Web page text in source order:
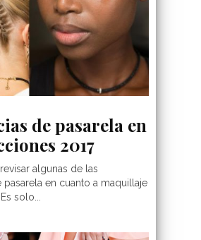
de pasarela en
2017
algunas de las
pasarela en cuanto a maquillaje
solo...